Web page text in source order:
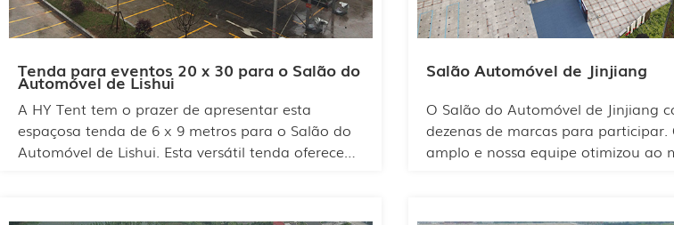
Tenda para eventos 20 x 30 para o Salão do
Automóvel de Lishui
A HY Tent tem o prazer de apresentar esta
espaçosa tenda de 6 x 9 metros para o Salão do
Automóvel de Lishui. Esta versátil tenda oferece
Salão Automóvel de Jinjiang
O Salão do Automóvel de Jinjiang
dezenas de marcas para participar.
amplo e nossa equipe otimizou ao